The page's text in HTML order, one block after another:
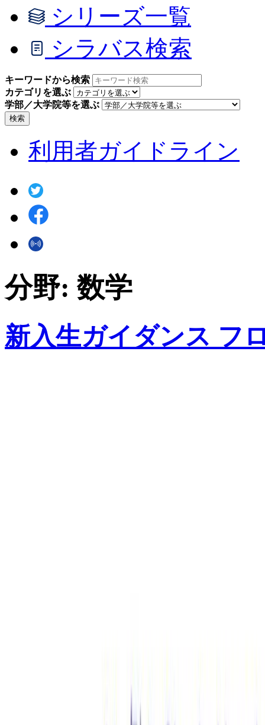
シリーズ一覧
シラバス検索
キーワードから検索
カテゴリを選ぶ
学部／大学院等を選ぶ
検索
利用者ガイドライン
分野:数学
新入生ガイダンス フ